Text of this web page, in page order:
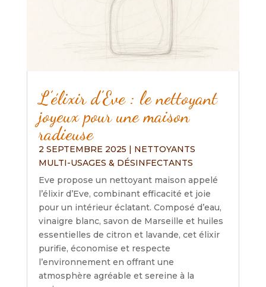
L’élixir d’Eve : le nettoyant
joyeux pour une maison
radieuse
2 SEPTEMBRE 2025 | NETTOYANTS
MULTI-USAGES & DÉSINFECTANTS
Eve propose un nettoyant maison appelé
l’élixir d’Eve, combinant efficacité et joie
pour un intérieur éclatant. Composé d’eau,
vinaigre blanc, savon de Marseille et huiles
essentielles de citron et lavande, cet élixir
purifie, économise et respecte
l’environnement en offrant une
atmosphère agréable et sereine à la